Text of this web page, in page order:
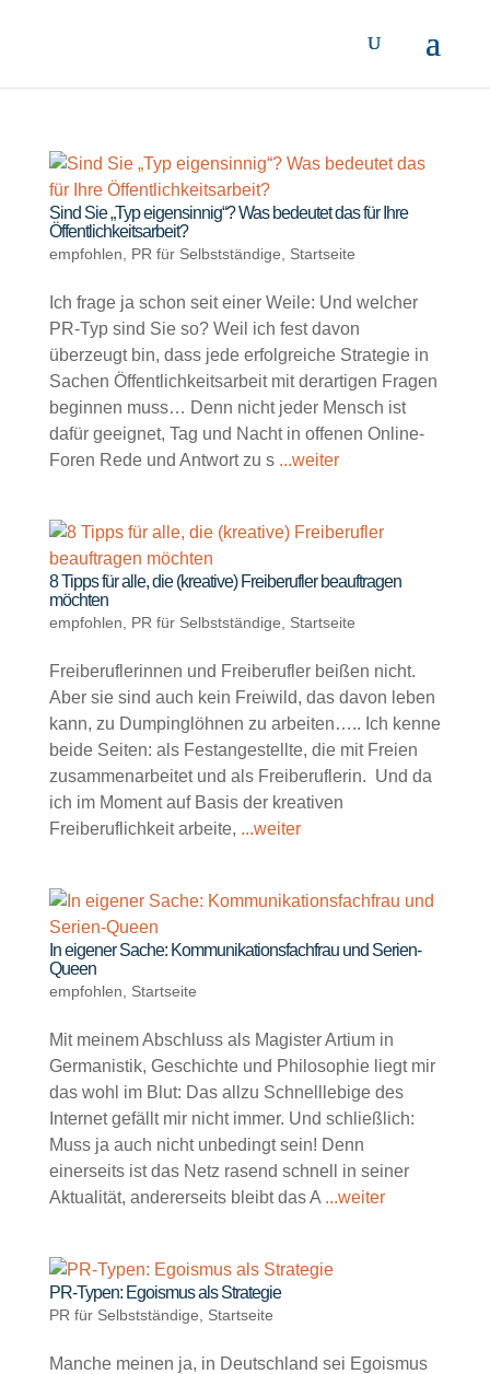
Sind Sie „Typ eigensinnig“? Was bedeutet das für Ihre
Öffentlichkeitsarbeit?
empfohlen PR für Selbstständige Startseite
Ich frage ja schon seit einer Weile: Und welcher
PR-Typ sind Sie so? Weil ich fest davon
überzeugt bin, dass jede erfolgreiche Strategie in
Sachen Öffentlichkeitsarbeit mit derartigen Fragen
beginnen muss… Denn nicht jeder Mensch ist
dafür geeignet, Tag und Nacht in offenen Online-
Foren Rede und Antwort zu s ...weiter
8 Tipps für alle, die (kreative) Freiberufler beauftragen
möchten
empfohlen PR für Selbstständige Startseite
Freiberuflerinnen und Freiberufler beißen nicht.
Aber sie sind auch kein Freiwild, das davon leben
kann, zu Dumpinglöhnen zu arbeiten….. Ich kenne
beide Seiten: als Festangestellte, die mit Freien
zusammenarbeitet und als Freiberuflerin. Und da
ich im Moment auf Basis der kreativen
Freiberuflichkeit arbeite, ...weiter
In eigener Sache: Kommunikationsfachfrau und Serien-
Queen
empfohlen Startseite
Mit meinem Abschluss als Magister Artium in
Germanistik, Geschichte und Philosophie liegt mir
das wohl im Blut: Das allzu Schnelllebige des
Internet gefällt mir nicht immer. Und schließlich:
Muss ja auch nicht unbedingt sein! Denn
einerseits ist das Netz rasend schnell in seiner
Aktualität, andererseits bleibt das A ...weiter
PR-Typen: Egoismus als Strategie
PR für Selbstständige Startseite
Manche meinen ja, in Deutschland sei Egoismus